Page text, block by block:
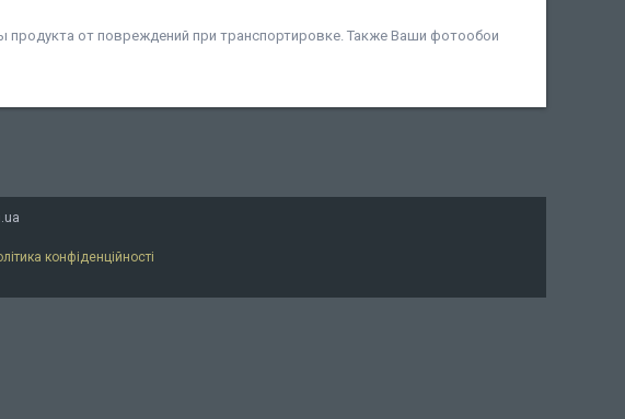
от повреждений при транспортировке. Также Ваши фотообои
конфіденційності